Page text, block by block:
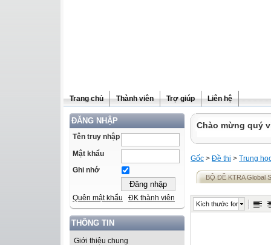
Trang chủ Thành viên Trợ giúp Liên hệ
ĐĂNG NHẬP
Tên truy nhập
Mật khẩu
Ghi nhớ
Quên mật khẩu ĐK thành viên
THÔNG TIN
Giới thiệu chung
Chào mừng quý
Gốc > Đề thi > Trung
BỘ ĐỀ KTRA Global
Kích thước font